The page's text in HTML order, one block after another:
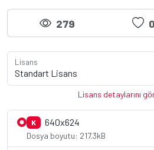
279 0
Lisans
Lisans detaylarını
K 640x624
Dosya boyutu: 217.3kB